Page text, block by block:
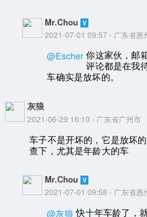
Mr.Chou
2021-07-01 09:57 - 广东省惠
@Escher 你这家伙，邮
评论都是在我
车确实是放坏的。
灰狼
2021-06-29 16:10 - 广东省广州市
车子不是开坏的，它是放坏
查下，尤其是年龄大的车
Mr.Chou
2021-07-01 09:58 - 广东省惠
@灰狼 快十年车龄了，